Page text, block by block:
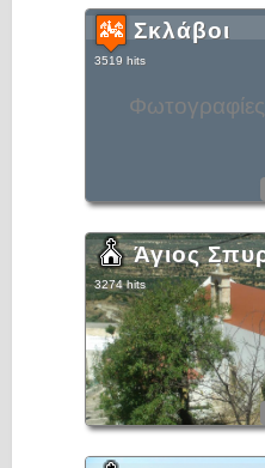
Σκλάβοι
3519 hits
Άγιος
3274 hits